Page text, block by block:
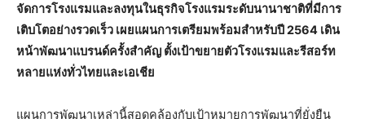
จัดการโรงแรมและลงทุนในธุรกิจโรงแรมระดับนานาชาติที่มีการ
เติบโตอย่างรวดเร็ว เผยแผนการเตรียมพร้อมสำหรับปี 2564 เดิน
หน้าพัฒนาแบรนด์ครั้งสำคัญ​ ตั้งเป้าขยายตัวโรงแรมและรีสอร์ท
หลายแห่งทั่วไทยและเอเชีย
แผนการพัฒนาเหล่านี้สอดคล้องกับเป้าหมายการพัฒนาที่ยั่งยืน